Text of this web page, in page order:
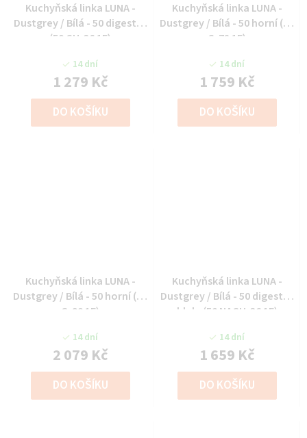
Kuchyňská linka LUNA -
Dustgrey / Bílá - 50 digestoř
(50 GU-36 1F)
14 dní
1 279 Kč
DO KOŠÍKU
Kuchyňská linka LUNA -
Dustgrey / Bílá - 50 horní (50
G-72 1F)
14 dní
1 759 Kč
DO KOŠÍKU
Kuchyňská linka LUNA -
Dustgrey / Bílá - 50 horní (50
G-90 1F)
14 dní
2 079 Kč
DO KOŠÍKU
Kuchyňská linka LUNA -
Dustgrey / Bílá - 50 digestoř
hlub. (50 NAGU-36 1F)
14 dní
1 659 Kč
DO KOŠÍKU